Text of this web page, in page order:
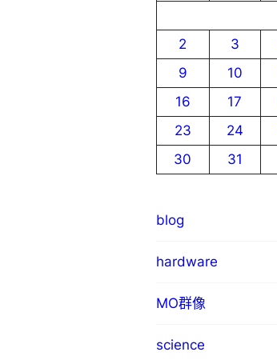
2
3
9
10
16
17
23
24
30
31
blog
hardware
MO群像
science